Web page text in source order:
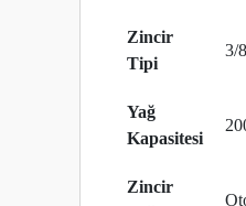
Zincir
Tipi
3/
Yağ
Kapasitesi
Zincir